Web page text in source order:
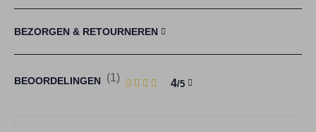
BEOORDELINGEN (1) 4/5
1
4
BEZORGEN & RETOURNEREN